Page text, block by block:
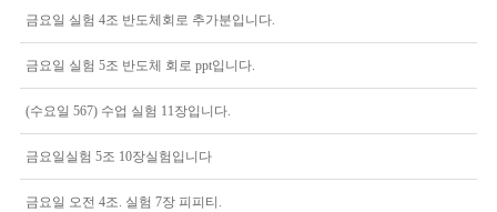
금요일 실험 4조 반도체회로 추가분입니다.
금요일 실험 5조 반도체 회로 ppt입니다.
(수요일 567) 수업 실험 11장입니다.
금요일실험 5조 10장실험입니다
금요일 오전 4조. 실험 7장 피피티.